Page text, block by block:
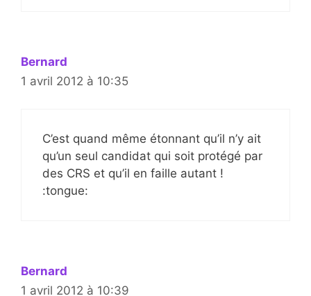
Bernard
1 avril 2012 à 10:35
C’est quand même étonnant qu’il n’y ait
qu’un seul candidat qui soit protégé par
des CRS et qu’il en faille autant !
:tongue:
Bernard
1 avril 2012 à 10:39